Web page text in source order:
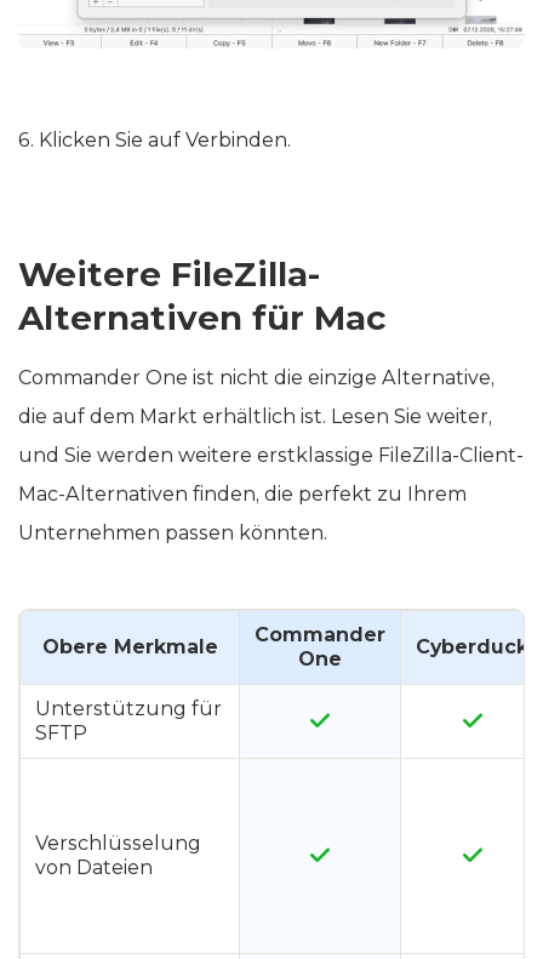
6. Klicken Sie auf Verbinden.
Weitere FileZilla-
Alternativen für Mac
Commander One ist nicht die einzige Alternative,
die auf dem Markt erhältlich ist. Lesen Sie weiter,
und Sie werden weitere erstklassige FileZilla-Client-
Mac-Alternativen finden, die perfekt zu Ihrem
Unternehmen passen könnten.
Obere Merkmale
Commander
One
Cyberduck
Unterstützung für
SFTP
Verschlüsselung
von Dateien